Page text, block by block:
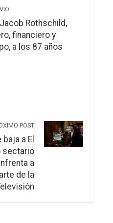
Rothschild,
financiero y
a los 87 años
POST
baja a El
sectario
a
de la